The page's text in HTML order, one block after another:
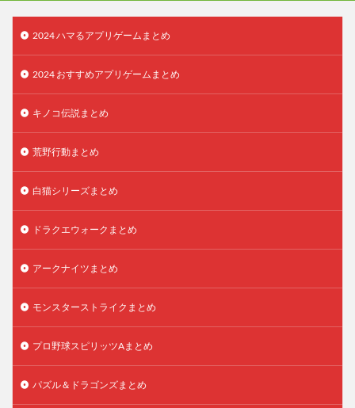
2024 ハマるアプリゲームまとめ
2024 おすすめアプリゲームまとめ
キノコ伝説まとめ
荒野行動まとめ
白猫シリーズまとめ
ドラクエウォークまとめ
アークナイツまとめ
モンスターストライクまとめ
プロ野球スピリッツAまとめ
パズル＆ドラゴンズまとめ